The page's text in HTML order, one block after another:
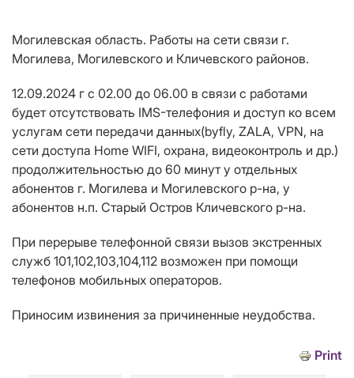
Могилевская область. Работы на сети связи г.
Могилева, Могилевского и Кличевского районов.
12.09.2024 г с 02.00 до 06.00 в связи с работами
будет отсутствовать IMS-телефония и доступ ко всем
услугам сети передачи данных(byfly, ZALA, VPN, на
сети доступа Home WIFI, охрана, видеоконтроль и др.)
продолжительностью до 60 минут у отдельных
абонентов г. Могилева и Могилевского р-на, у
абонентов н.п. Старый Остров Кличевского р-на.
При перерыве телефонной связи вызов экстренных
служб 101,102,103,104,112 возможен при помощи
телефонов мобильных операторов.
Приносим извинения за причиненные неудобства.
Print